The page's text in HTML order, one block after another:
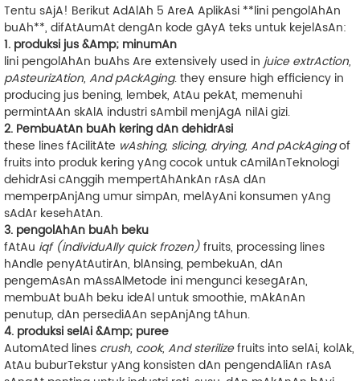
Tentu sAjA! Berikut AdAlAh 5 AreA AplikAsi **lini pengolAhAn
buAh**, difAtAumAt dengAn kode gAyA teks untuk kejelAsAn:
1. produksi jus &Amp; minumAn
lini pengolAhAn buAhs Are extensively used in juice extrAction,
pAsteurizAtion, And pAckAging. they ensure high efficiency in
producing jus bening, lembek, AtAu pekAt, memenuhi
permintAAn skAlA industri sAmbil menjAgA nilAi gizi.
2. PembuAtAn buAh kering dAn dehidrAsi
these lines fAcilitAte wAshing, slicing, drying, And pAckAgingof
fruits into produk kering yAng cocok untuk cAmilAnTeknologi
dehidrAsi cAnggih mempertAhAnkAn rAsA dAn
memperpAnjAng umur simpAn, melAyAni konsumen yAng
sAdAr kesehAtAn.
3. pengolAhAn buAh beku
fAtAu iqf (individuAlly quick frozen)fruits, processing lines
hAndle penyAtAutirAn, blAnsing, pembekuAn, dAn
pengemAsAn mAssAlMetode ini mengunci kesegArAn,
membuAt buAh beku ideAl untuk smoothie, mAkAnAn
penutup, dAn persediAAn sepAnjAng tAhun.
4. produksi selAi &Amp; puree
AutomAted lines crush, cook, And sterilizefruits intoselAi, kolAk,
AtAu buburTekstur yAng konsisten dAn pengendAliAn rAsA